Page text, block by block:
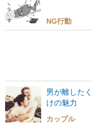
NG行動
男が離した
けの魅力
カップル